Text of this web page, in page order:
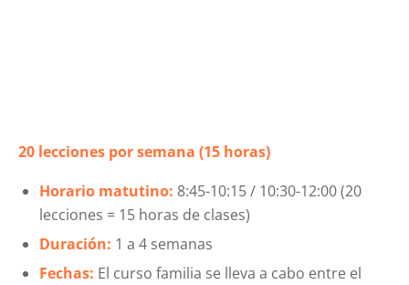
20 lecciones por semana (15 horas)
Horario matutino: 8:45-10:15 / 10:30-12:00 (20
lecciones = 15 horas de clases)
Duración: 1 a 4 semanas
Fechas: El curso familia se lleva a cabo entre el